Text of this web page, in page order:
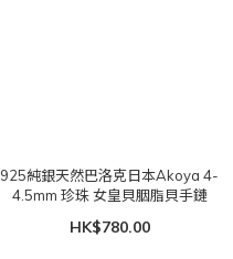
925純銀天然巴洛克日本Akoya 4-
4.5mm 珍珠 女皇貝胭脂貝手鏈
HK$780.00